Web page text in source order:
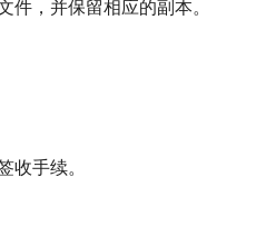
件，并保留相应的副本。
收手续。